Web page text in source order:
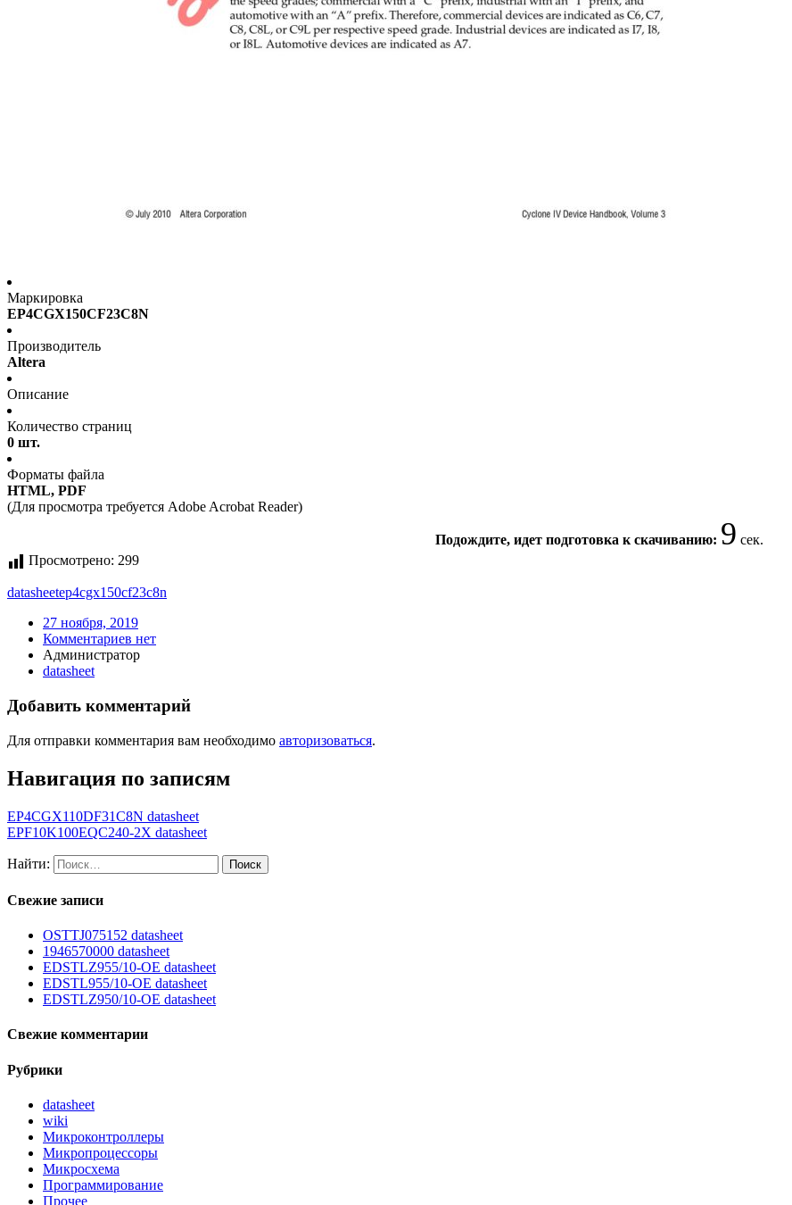
Маркировка
EP4CGX150CF23C8N
Производитель
Altera
Описание
Количество страниц
0 шт.
Форматы файла
HTML, PDF
(Для просмотра требуется Adobe Acrobat Reader)
Подождите, идет подготовка к скачиванию: 9 сек.
Просмотрено: 299
datasheetep4cgx150cf23c8n
27 ноября, 2019
Комментариев нет
Администратор
datasheet
Добавить комментарий
Для отправки комментария вам необходимо авторизоваться.
Навигация по записям
EP4CGX110DF31C8N datasheet
EPF10K100EQC240-2X datasheet
Найти:
Свежие записи
OSTTJ075152 datasheet
1946570000 datasheet
EDSTLZ955/10-OE datasheet
EDSTL955/10-OE datasheet
EDSTLZ950/10-OE datasheet
Свежие комментарии
Рубрики
datasheet
wiki
Микроконтроллеры
Микропроцессоры
Микросхема
Программирование
Прочее